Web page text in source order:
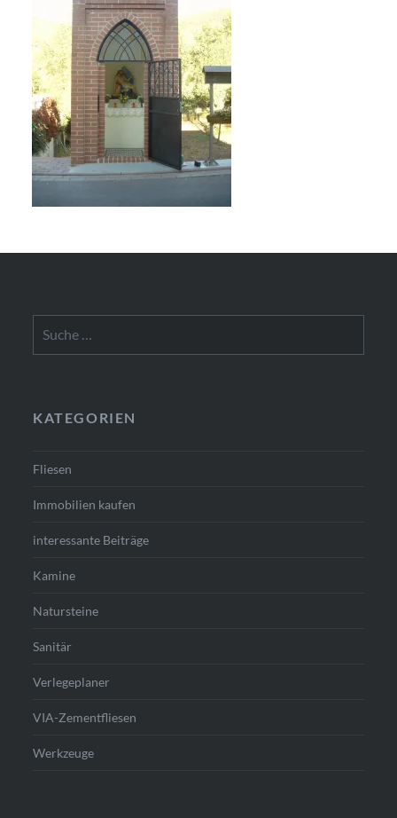
nach:
KATEGORIEN
Fliesen
Immobilien kaufen
interessante Beiträge
Kamine
Natursteine
Sanitär
Verlegeplaner
VIA-Zementfliesen
Werkzeuge